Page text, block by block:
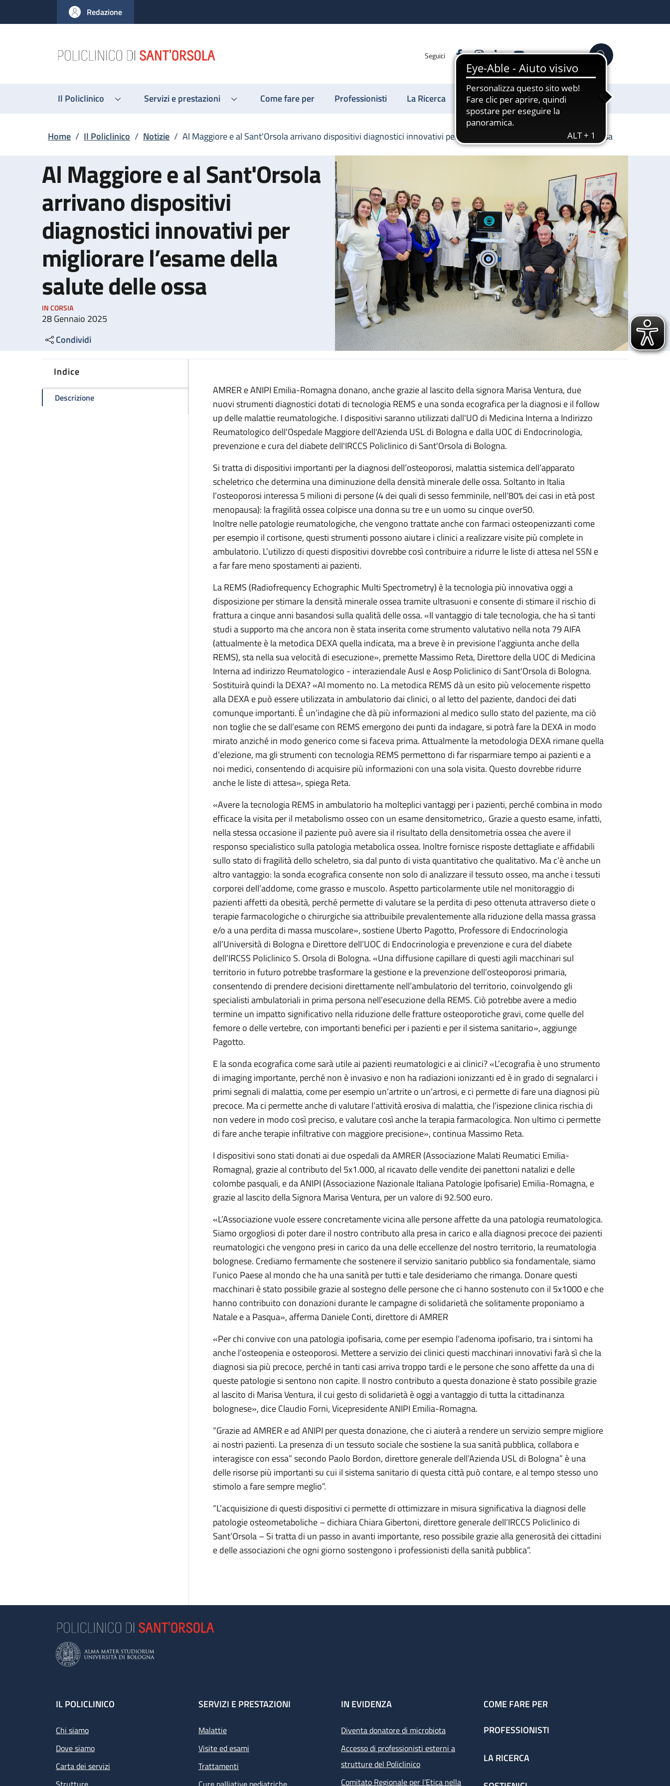
al contenuto principale
to footer content
Redazione
Seguici FacebookInstagram
LinkedinYouTube Cerca
Il Policlinico Servizi e prestazioni Come fare per Professionisti La Ricerca Sostienici
Briciole di pane
Home / Il Policlinico / Notizie / Al Maggiore e al Sant'Orsola arrivano dispositivi diagnostici innovativi per migliorare l’esame della salute delle ossa
Al Maggiore e al Sant'Orsola
arrivano dispositivi
diagnostici innovativi per
migliorare l’esame della
salute delle ossa
IN CORSIA
28 Gennaio 2025
Condividi
Indice
Descrizionedella pagina Al Maggiore e al Sant'Orsola arrivano dispositivi diagnostici innovativi per migliorare l’esame della salute delle ossa
AMRER e ANIPI Emilia-Romagna donano, anche grazie al lascito della signora Marisa Ventura, due
nuovi strumenti diagnostici dotati di tecnologia REMS e una sonda ecografica per la diagnosi e il follow
up delle malattie reumatologiche. I dispositivi saranno utilizzati dall'UO di Medicina Interna a Indirizzo
Reumatologico dell'Ospedale Maggiore dell'Azienda USL di Bologna e dalla UOC di Endocrinologia,
prevenzione e cura del diabete dell'IRCCS Policlinico di Sant'Orsola di Bologna.
Si tratta di dispositivi importanti per la diagnosi dell’osteoporosi, malattia sistemica dell’apparato
scheletrico che determina una diminuzione della densità minerale delle ossa. Soltanto in Italia
l’osteoporosi interessa 5 milioni di persone (4 dei quali di sesso femminile, nell’80% dei casi in età post
menopausa): la fragilità ossea colpisce una donna su tre e un uomo su cinque over50.
Inoltre nelle patologie reumatologiche, che vengono trattate anche con farmaci osteopenizzanti come
per esempio il cortisone, questi strumenti possono aiutare i clinici a realizzare visite più complete in
ambulatorio. L’utilizzo di questi dispositivi dovrebbe così contribuire a ridurre le liste di attesa nel SSN e
a far fare meno spostamenti ai pazienti.
La REMS (Radiofrequency Echographic Multi Spectrometry) è la tecnologia più innovativa oggi a
disposizione per stimare la densità minerale ossea tramite ultrasuoni e consente di stimare il rischio di
frattura a cinque anni basandosi sulla qualità delle ossa. «Il vantaggio di tale tecnologia, che ha sì tanti
studi a supporto ma che ancora non è stata inserita come strumento valutativo nella nota 79 AIFA
(attualmente è la metodica DEXA quella indicata, ma a breve è in previsione l’aggiunta anche della
REMS), sta nella sua velocità di esecuzione», premette Massimo Reta, Direttore della UOC di Medicina
Interna ad indirizzo Reumatologico - interaziendale Ausl e Aosp Policlinico di Sant'Orsola di Bologna.
Sostituirà quindi la DEXA? «Al momento no. La metodica REMS dà un esito più velocemente rispetto
alla DEXA e può essere utilizzata in ambulatorio dai clinici, o al letto del paziente, dandoci dei dati
comunque importanti. È un’indagine che dà più informazioni al medico sullo stato del paziente, ma ciò
non toglie che se dall’esame con REMS emergono dei punti da indagare, si potrà fare la DEXA in modo
mirato anziché in modo generico come si faceva prima. Attualmente la metodologia DEXA rimane quella
d’elezione, ma gli strumenti con tecnologia REMS permettono di far risparmiare tempo ai pazienti e a
noi medici, consentendo di acquisire più informazioni con una sola visita. Questo dovrebbe ridurre
anche le liste di attesa», spiega Reta.
«Avere la tecnologia REMS in ambulatorio ha molteplici vantaggi per i pazienti, perché combina in modo
efficace la visita per il metabolismo osseo con un esame densitometrico,. Grazie a questo esame, infatti,
nella stessa occasione il paziente può avere sia il risultato della densitometria ossea che avere il
responso specialistico sulla patologia metabolica ossea. Inoltre fornisce risposte dettagliate e affidabili
sullo stato di fragilità dello scheletro, sia dal punto di vista quantitativo che qualitativo. Ma c’è anche un
altro vantaggio: la sonda ecografica consente non solo di analizzare il tessuto osseo, ma anche i tessuti
corporei dell’addome, come grasso e muscolo. Aspetto particolarmente utile nel monitoraggio di
pazienti affetti da obesità, perché permette di valutare se la perdita di peso ottenuta attraverso diete o
terapie farmacologiche o chirurgiche sia attribuibile prevalentemente alla riduzione della massa grassa
e/o a una perdita di massa muscolare», sostiene Uberto Pagotto, Professore di Endocrinologia
all’Università di Bologna e Direttore dell’UOC di Endocrinologia e prevenzione e cura del diabete
dell’IRCSS Policlinico S. Orsola di Bologna. «Una diffusione capillare di questi agili macchinari sul
territorio in futuro potrebbe trasformare la gestione e la prevenzione dell’osteoporosi primaria,
consentendo di prendere decisioni direttamente nell’ambulatorio del territorio, coinvolgendo gli
specialisti ambulatoriali in prima persona nell’esecuzione della REMS. Ciò potrebbe avere a medio
termine un impatto significativo nella riduzione delle fratture osteoporotiche gravi, come quelle del
femore o delle vertebre, con importanti benefici per i pazienti e per il sistema sanitario», aggiunge
Pagotto.
E la sonda ecografica come sarà utile ai pazienti reumatologici e ai clinici? «L’ecografia è uno strumento
di imaging importante, perché non è invasivo e non ha radiazioni ionizzanti ed è in grado di segnalarci i
primi segnali di malattia, come per esempio un’artrite o un’artrosi, e ci permette di fare una diagnosi più
precoce. Ma ci permette anche di valutare l’attività erosiva di malattia, che l’ispezione clinica rischia di
non vedere in modo così preciso, e valutare così anche la terapia farmacologica. Non ultimo ci permette
di fare anche terapie infiltrative con maggiore precisione», continua Massimo Reta.
I dispositivi sono stati donati ai due ospedali da AMRER (Associazione Malati Reumatici Emilia-
Romagna), grazie al contributo del 5x1.000, al ricavato delle vendite dei panettoni natalizi e delle
colombe pasquali, e da ANIPI (Associazione Nazionale Italiana Patologie Ipofisarie) Emilia-Romagna, e
grazie al lascito della Signora Marisa Ventura, per un valore di 92.500 euro.
«L’Associazione vuole essere concretamente vicina alle persone affette da una patologia reumatologica.
Siamo orgogliosi di poter dare il nostro contributo alla presa in carico e alla diagnosi precoce dei pazienti
reumatologici che vengono presi in carico da una delle eccellenze del nostro territorio, la reumatologia
bolognese. Crediamo fermamente che sostenere il servizio sanitario pubblico sia fondamentale, siamo
l’unico Paese al mondo che ha una sanità per tutti e tale desideriamo che rimanga. Donare questi
macchinari è stato possibile grazie al sostegno delle persone che ci hanno sostenuto con il 5x1000 e che
hanno contribuito con donazioni durante le campagne di solidarietà che solitamente proponiamo a
Natale e a Pasqua», afferma Daniele Conti, direttore di AMRER
«Per chi convive con una patologia ipofisaria, come per esempio l’adenoma ipofisario, tra i sintomi ha
anche l’osteopenia e osteoporosi. Mettere a servizio dei clinici questi macchinari innovativi farà sì che la
diagnosi sia più precoce, perché in tanti casi arriva troppo tardi e le persone che sono affette da una di
queste patologie si sentono non capite. Il nostro contributo a questa donazione è stato possibile grazie
al lascito di Marisa Ventura, il cui gesto di solidarietà è oggi a vantaggio di tutta la cittadinanza
bolognese», dice Claudio Forni, Vicepresidente ANIPI Emilia-Romagna.
“Grazie ad AMRER e ad ANIPI per questa donazione, che ci aiuterà a rendere un servizio sempre migliore
ai nostri pazienti. La presenza di un tessuto sociale che sostiene la sua sanità pubblica, collabora e
interagisce con essa” secondo Paolo Bordon, direttore generale dell’Azienda USL di Bologna” è una
delle risorse più importanti su cui il sistema sanitario di questa città può contare, e al tempo stesso uno
stimolo a fare sempre meglio”.
“L’acquisizione di questi dispositivi ci permette di ottimizzare in misura significativa la diagnosi delle
patologie osteometaboliche – dichiara Chiara Gibertoni, direttore generale dell’IRCCS Policlinico di
Sant’Orsola – Si tratta di un passo in avanti importante, reso possibile grazie alla generosità dei cittadini
e delle associazioni che ogni giorno sostengono i professionisti della sanità pubblica”.
Footer
IL POLICLINICO
Chi siamo
Dove siamo
Carta dei servizi
SERVIZI E PRESTAZIONI
Malattie
Visite ed esami
Trattamenti
IN EVIDENZA
Diventa donatore di microbiota
Accesso di professionisti esterni a
strutture del Policlinico
Comitato Regionale per l’Etica nella
COME FARE PER
PROFESSIONISTI
LA RICERCA